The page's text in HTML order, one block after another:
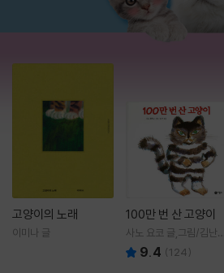
고양이의 노래
이미나 글
100만 번 산 고양이
사노 요코 글,그림/김난주
역 9.4 (124)